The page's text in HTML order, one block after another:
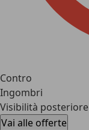
Contro
Ingombri
Visibilità posteriore
Vai alle offerte